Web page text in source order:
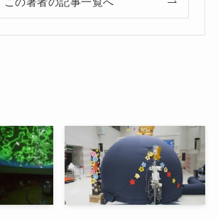
この著者の記事一覧へ